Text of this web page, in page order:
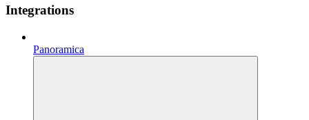
Integrations
Panoramica